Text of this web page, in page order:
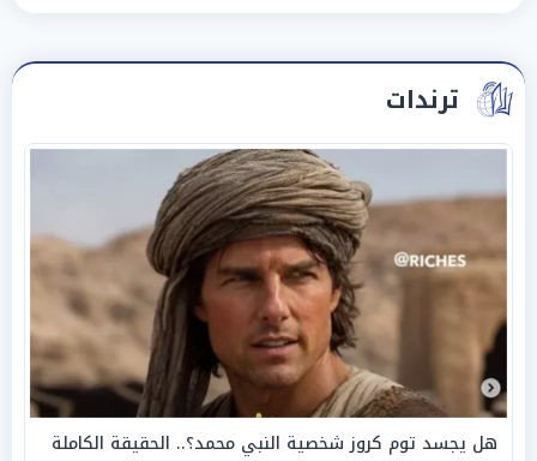
ترندات
هل يجسد توم كروز شخصية النبي محمد؟.. الحقيقة الكاملة